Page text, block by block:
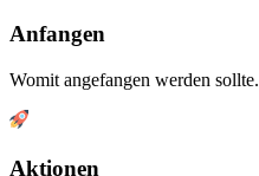
Anfangen
Womit angefangen werden sollte.
Aktionen